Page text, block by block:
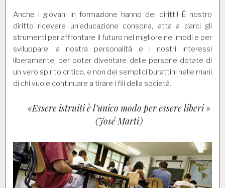
Anche i giovani in formazione hanno dei diritti! È nostro
diritto ricevere un’educazione consona, atta a darci gli
strumenti per affrontare il futuro nel migliore nei modi e per
sviluppare la nostra personalità e i nostri interessi
liberamente, per poter diventare delle persone dotate di
un vero spirito critico, e non dei semplici burattini nelle mani
di chi vuole continuare a tirare i fili della società.
«Essere istruiti è l’unico modo per essere liberi »
(José Marti)